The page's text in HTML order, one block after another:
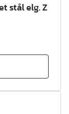
stål elg. Z